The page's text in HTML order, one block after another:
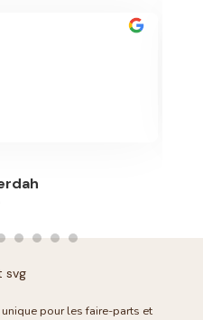
pour les faire-parts et